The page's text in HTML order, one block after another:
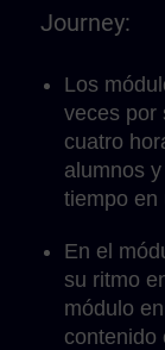
Journey:
Los
veces por
cuatro
alumnos
tiempo en
En el
su ritmo
módulo
contenido